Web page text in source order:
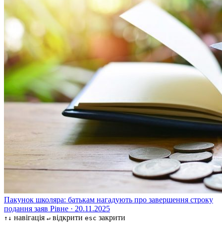
Пакунок школяра: батькам нагадують про завершення строку
подання заяв Рівне · 20.11.2025
↑↓ навігація ↵ відкрити esc закрити